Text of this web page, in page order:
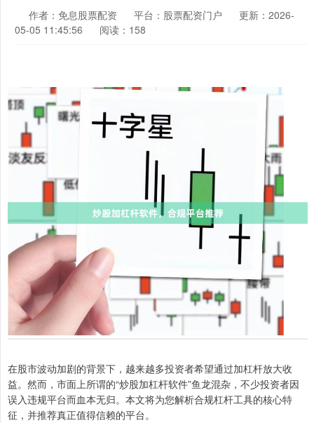
作者：免息股票配资 平台：股票配资门户
更新：2026-
05-05 11:45:56
阅读：158
在股市波动加剧的背景下，越来越多投资者希望通过加杠杆放大收
益。然而，市面上所谓的“炒股加杠杆软件”鱼龙混杂，不少投资者因
误入违规平台而血本无归。本文将为您解析合规杠杆工具的核心特
征，并推荐真正值得信赖的平台。